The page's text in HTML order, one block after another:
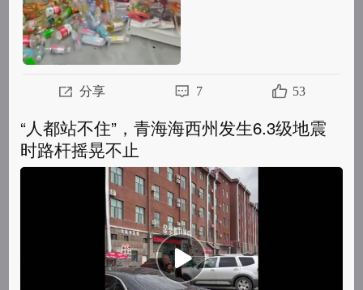
分享 7 53
“人都站不住”，青海海西州发生6.3级地震
时路杆摇晃不止